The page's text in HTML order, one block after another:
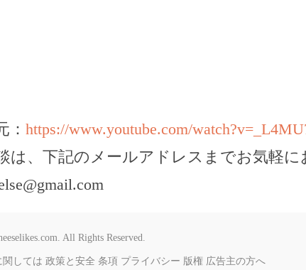
： https://www.youtube.com/
は、下記のメールアドレスまでお気軽
All Rights Reserved.
関しては 政策と安全 条項 プライバシー 版権 広告主の方へ